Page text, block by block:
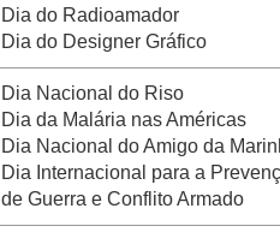
Dia do Radioamador
Dia do Designer Gráfico
Dia Nacional do Riso
Dia da Malária nas Américas
Dia Nacional do Amigo da
Dia Internacional para a
de Guerra e Conflito Armado